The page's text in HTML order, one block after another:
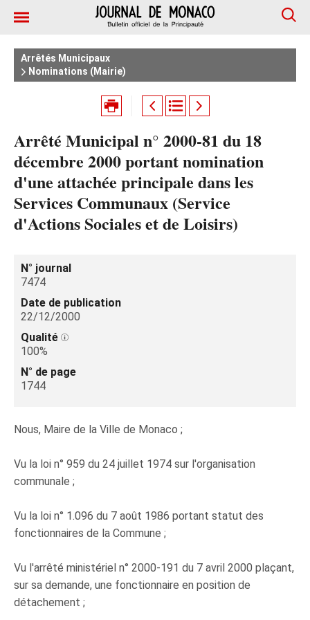
Arrêtés Municipaux
Nominations (Mairie)
Arrêté Municipal n° 2000-81 du 18
décembre 2000 portant nomination
d'une attachée principale dans les
Services Communaux (Service
d'Actions Sociales et de Loisirs)
N° journal
7474
Date de publication
22/12/2000
Qualité
100%
N° de page
1744
Nous, Maire de la Ville de Monaco ;
Vu la loi n° 959 du 24 juillet 1974 sur l'organisation
communale ;
Vu la loi n° 1.096 du 7 août 1986 portant statut des
fonctionnaires de la Commune ;
Vu l'arrêté ministériel n° 2000-191 du 7 avril 2000 plaçant,
sur sa demande, une fonctionnaire en position de
détachement ;